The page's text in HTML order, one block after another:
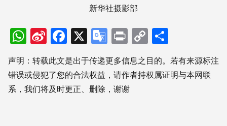
新华社摄影部
WhatsApp
Sina
Weibo
Facebook
X Google
Translate
PrintCopy
Link享
声明：转载此文是出于传递更多信息之目的。若有来源标注
错误或侵犯了您的合法权益，请作者持权属证明与本网联
系，我们将及时更正、删除，谢谢